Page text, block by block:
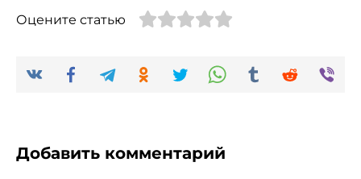
Оцените статью
Добавить комментарий